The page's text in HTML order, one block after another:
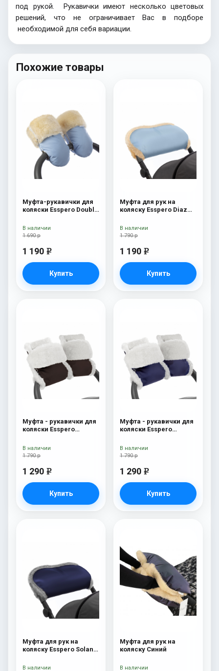
под рукой. Рукавички имеют несколько цветовых
решений, что не ограничивает Вас в подборе
необходимой для себя вариации.
Похожие товары
Муфта-рукавички для
коляски Esspero Double
Blue Mountain
1 690 р
1 190 e
Купить
В наличии
Муфта для рук на
коляску Esspero Diaz
Blue Mountain
1 790 р
1 190 e
Купить
В наличии
Муфта - рукавички для
коляски Esspero
шерсть) Chocolat
1 790 р
1 290 e
Купить
В наличии
Муфта - рукавички для
коляски Esspero
шерсть) Navy
1 790 р
1 290 e
Купить
В наличии
Муфта для рук на
коляску Esspero Solana
Deep Ocean
В наличии
Муфта для рук на
коляску Синий
В наличии